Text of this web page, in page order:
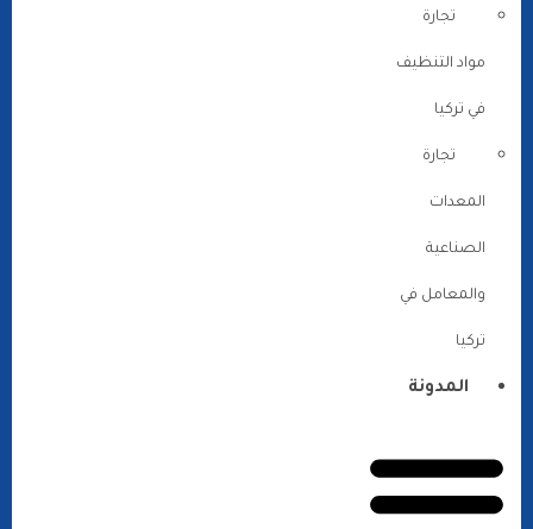
تجارة
مواد التنظيف
في تركيا
تجارة
المعدات
الصناعية
والمعامل في
تركيا
المدونة